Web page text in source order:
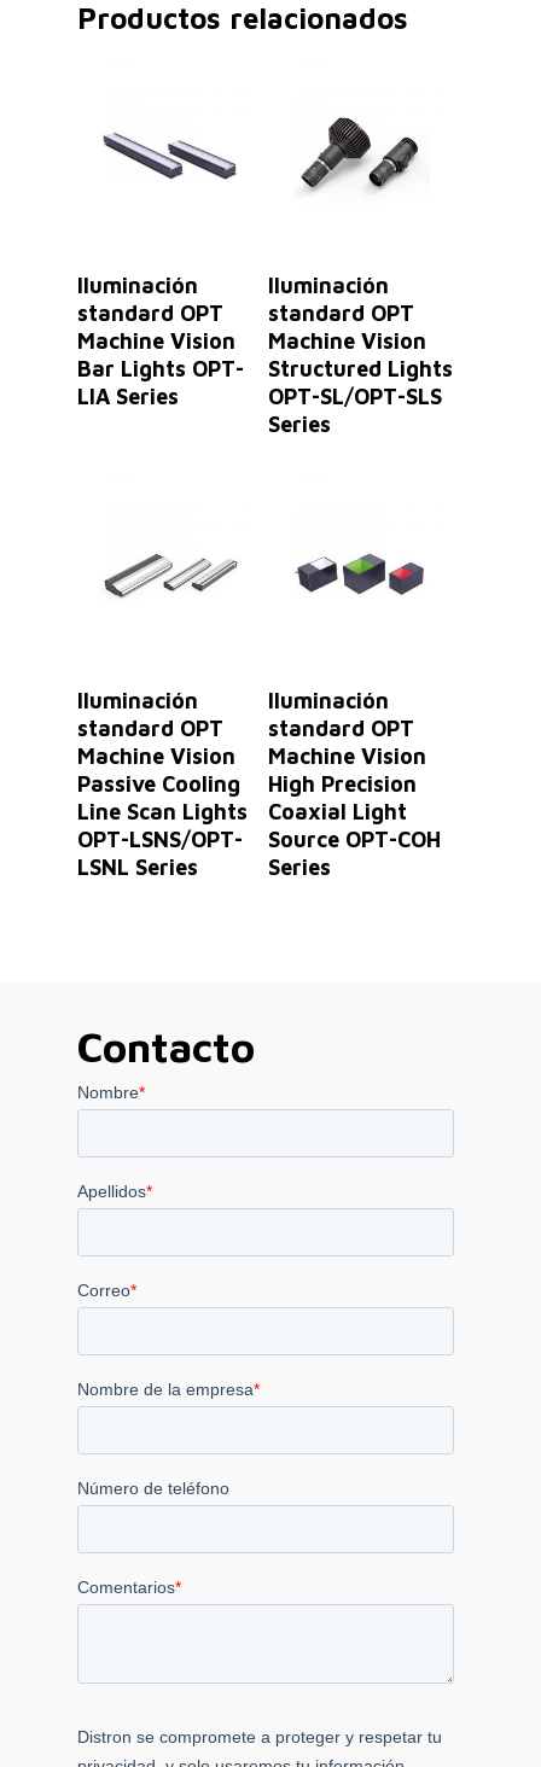
Productos relacionados
Iluminación
standard OPT
Machine Vision
Bar Lights OPT-
LIA Series
Iluminación
standard OPT
Machine Vision
Structured Lights
OPT-SL/OPT-SLS
Series
Leer Más
Iluminación
standard OPT
Machine Vision
Passive Cooling
Line Scan Lights
OPT-LSNS/OPT-
LSNL Series
Leer Más
Iluminación
standard OPT
Machine Vision
High Precision
Coaxial Light
Source OPT-COH
Series
Contacto